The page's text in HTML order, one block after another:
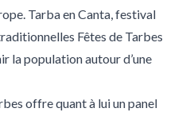
Tarba en Canta, festival
Fêtes de Tarbes
la population autour d’une
offre quant à lui un panel